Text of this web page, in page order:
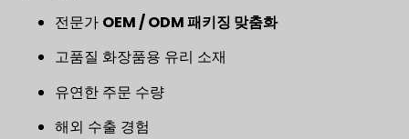
전문가 OEM / ODM 패키징 맞춤화
고품질 화장품용 유리 소재
유연한 주문 수량
해외 수출 경험